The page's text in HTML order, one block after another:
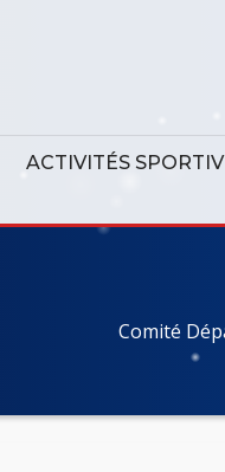
ACTIVITÉS
Comité